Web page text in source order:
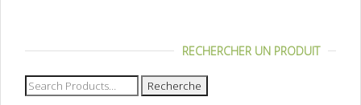
RECHERCHER UN PRODUIT
Recherche
pour :